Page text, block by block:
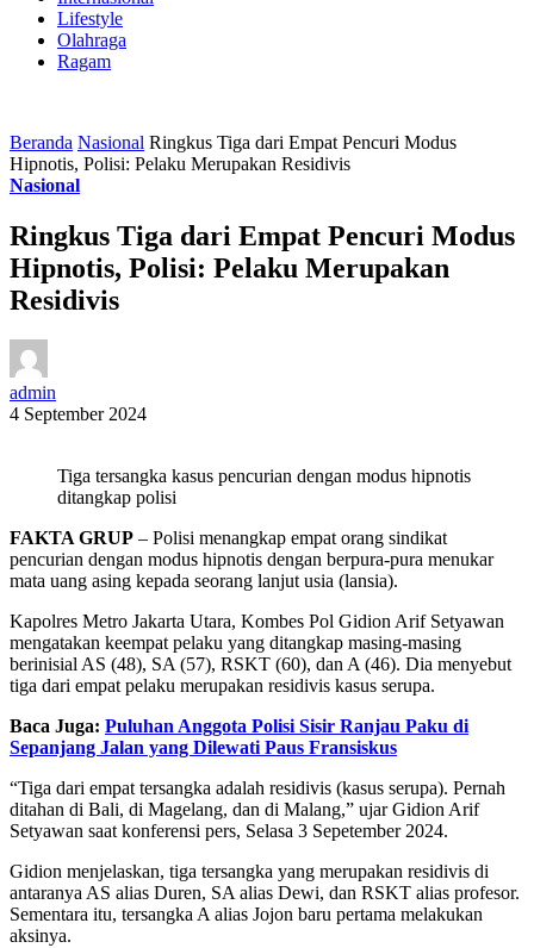
Lifestyle
Olahraga
Ragam
Beranda Nasional Ringkus Tiga dari Empat Pencuri Modus
Hipnotis, Polisi: Pelaku Merupakan Residivis
Nasional
Ringkus Tiga dari Empat Pencuri Modus
Hipnotis, Polisi: Pelaku Merupakan
Residivis
admin
4 September 2024
Tiga tersangka kasus pencurian dengan modus hipnotis
ditangkap polisi
FAKTA GRUP – Polisi menangkap empat orang sindikat
pencurian dengan modus hipnotis dengan berpura-pura menukar
mata uang asing kepada seorang lanjut usia (lansia).
Kapolres Metro Jakarta Utara, Kombes Pol Gidion Arif Setyawan
mengatakan keempat pelaku yang ditangkap masing-masing
berinisial AS (48), SA (57), RSKT (60), dan A (46). Dia menyebut
tiga dari empat pelaku merupakan residivis kasus serupa.
Baca Juga: Puluhan Anggota Polisi Sisir Ranjau Paku di
Sepanjang Jalan yang Dilewati Paus Fransiskus
“Tiga dari empat tersangka adalah residivis (kasus serupa). Pernah
ditahan di Bali, di Magelang, dan di Malang,” ujar Gidion Arif
Setyawan saat konferensi pers, Selasa 3 Sepetember 2024.
Gidion menjelaskan, tiga tersangka yang merupakan residivis di
antaranya AS alias Duren, SA alias Dewi, dan RSKT alias profesor.
Sementara itu, tersangka A alias Jojon baru pertama melakukan
aksinya.